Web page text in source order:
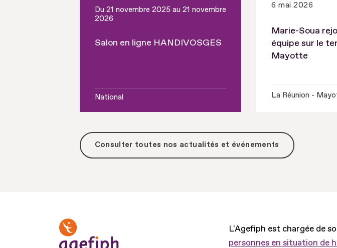
Du 21 novembre 2025 au 21 novembre
2026
Salon en ligne HANDIVOSGES
National
6 mai 2026
Marie-Soua
équipe sur le
Mayotte
La Réunion -
Consulter toutes nos actualités et événements
L'Agefiph est chargée de
personnes en situation de